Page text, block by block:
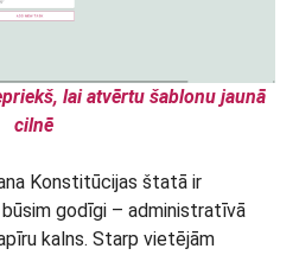
lai atvērtu šablonu jaunā
cilnē
Konstitūcijas štatā ir
godīgi – administratīvā
kalns. Starp vietējām